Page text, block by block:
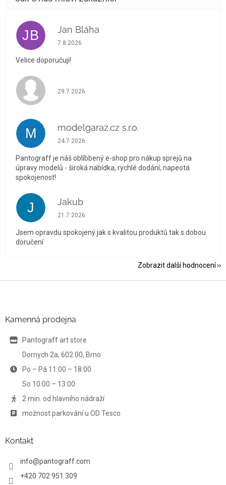
JB Jan Bláha
Hodnocení obchodu je 5 z 5 hvězdiček.
7.8.2026
Velice doporučuji!
Hodnocení obchodu je 5 z 5 hvězdiček.
29.7.2026
M modelgaraz.cz s.r.o.
Hodnocení obchodu je 5 z 5 hvězdiček.
24.7.2026
Pantograff je náš oblíbbený e-shop pro nákup sprejů na
úpravy modelů - široká nabídka, rychlé dodání, napeotá
spokojenost!
J Jakub
Hodnocení obchodu je 5 z 5 hvězdiček.
21.7.2026
Jsem opravdu spokojený jak s kvalitou produktů tak s dobou
doručení
Zobrazit další hodnocení
Kamenná prodejna
Pantograff art store
Dornych 2a, 602 00, Brno
Po – Pá 11:00 – 18:00
So 10:00 – 13:00
2 min. od hlavního nádraží
možnost parkování u OD Tesco
Kontakt
info@pantograff.com
+420 702 951 309